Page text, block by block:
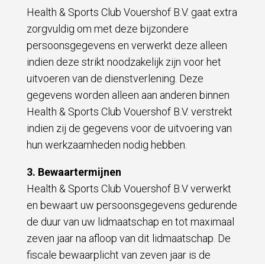
Health & Sports Club Vouershof B.V. gaat extra
zorgvuldig om met deze bijzondere
persoonsgegevens en verwerkt deze alleen
indien deze strikt noodzakelijk zijn voor het
uitvoeren van de dienstverlening. Deze
gegevens worden alleen aan anderen binnen
Health & Sports Club Vouershof B.V. verstrekt
indien zij de gegevens voor de uitvoering van
hun werkzaamheden nodig hebben.
3. Bewaartermijnen
Health & Sports Club Vouershof B.V verwerkt
en bewaart uw persoonsgegevens gedurende
de duur van uw lidmaatschap en tot maximaal
zeven jaar na afloop van dit lidmaatschap. De
fiscale bewaarplicht van zeven jaar is de